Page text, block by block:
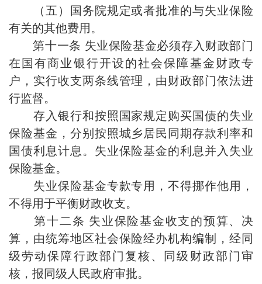
（五）国务院规定或者批准的与失业保险
有关的其他费用。
第十一条 失业保险基金必须存入财政部门
在国有商业银行开设的社会保障基金财政专
户，实行收支两条线管理，由财政部门依法进
行监督。
存入银行和按照国家规定购买国债的失业
保险基金，分别按照城乡居民同期存款利率和
国债利息计息。失业保险基金的利息并入失业
保险基金。
失业保险基金专款专用，不得挪作他用，
不得用于平衡财政收支。
第十二条 失业保险基金收支的预算、决
算，由统筹地区社会保险经办机构编制，经同
级劳动保障行政部门复核、同级财政部门审
核，报同级人民政府审批。